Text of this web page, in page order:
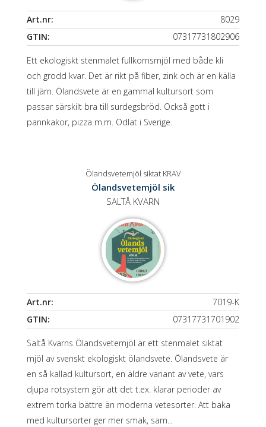
Art.nr:
8029
GTIN:
07317731802906
Ett ekologiskt stenmalet fullkornsmjöl med både kli
och grodd kvar. Det är rikt på fiber, zink och är en källa
till järn. Ölandsvete är en gammal kultursort som
passar särskilt bra till surdegsbröd. Också gott i
pannkakor, pizza m.m. Odlat i Sverige.
Ölandsvetemjöl siktat KRAV
Ölandsvetemjöl sik
SALTÅ KVARN
Art.nr:
7019-K
GTIN:
07317731701902
Saltå Kvarns Ölandsvetemjöl är ett stenmalet siktat
mjöl av svenskt ekologiskt ölandsvete. Ölandsvete är
en så kallad kultursort, en äldre variant av vete, vars
djupa rotsystem gör att det t.ex. klarar perioder av
extrem torka bättre än moderna vetesorter. Att baka
med kultursorter ger mer smak, sam...